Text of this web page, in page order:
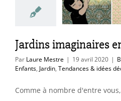
& matières
Tendances
Jardins imaginaires
Par Laure Mestre | 19 avril 2020 |
Enfants, Jardin, Tendances & idées
Comme à nombre d'entre